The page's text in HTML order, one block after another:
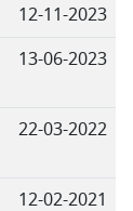
12-11-2023
13-06-2023
22-03-2022
12-02-2021